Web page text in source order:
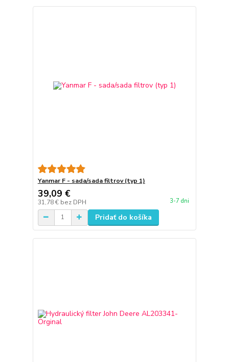
Yanmar F - sada/sada filtrov (typ 1)
39,09 €
31,78 € bez DPH 3-7 dni
Pridať do košíka